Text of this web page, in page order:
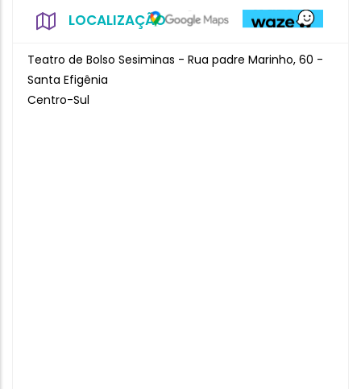
LOCALIZAÇÃO
Teatro de Bolso Sesiminas - Rua padre Marinho, 60 -
Santa Efigênia
Centro-Sul